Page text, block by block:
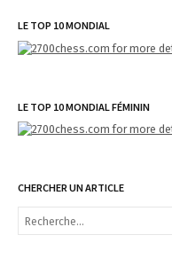
LE TOP 10 MONDIAL
LE TOP 10 MONDIAL FÉMININ
CHERCHER UN ARTICLE
R